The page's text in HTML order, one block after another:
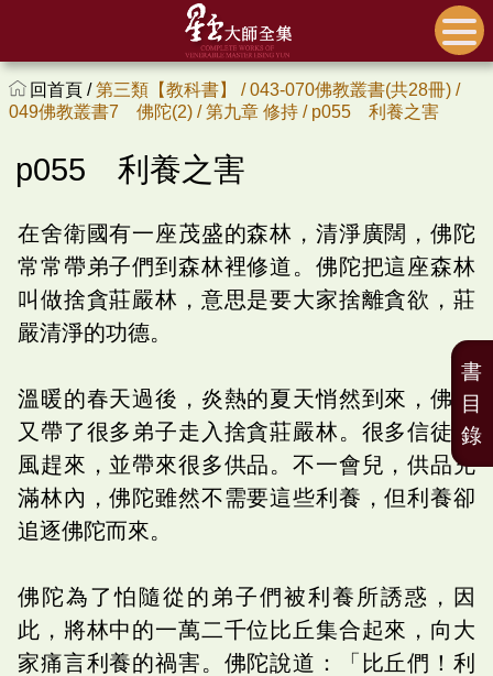
回首頁 /第三類【教科書】 /043-070佛教叢書(共28冊) /
049佛教叢書7 佛陀(2) /第九章 修持 / p055 利養之害
p055 利養之害
在舍衛國有一座茂盛的森林，清淨廣闊，佛陀
常常帶弟子們到森林裡修道。佛陀把這座森林
叫做捨貪莊嚴林，意思是要大家捨離貪欲，莊
嚴清淨的功德。
溫暖的春天過後，炎熱的夏天悄然到來，佛陀
又帶了很多弟子走入捨貪莊嚴林。很多信徒聞
風趕來，並帶來很多供品。不一會兒，供品充
滿林內，佛陀雖然不需要這些利養，但利養卻
追逐佛陀而來。
佛陀為了怕隨從的弟子們被利養所誘惑，因
此，將林中的一萬二千位比丘集合起來，向大
家痛言利養的禍害。佛陀說道：「比丘們！利
書
目
錄